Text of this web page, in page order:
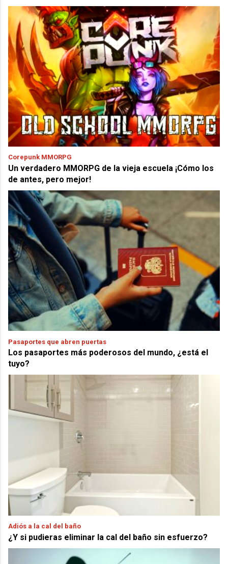
Corepunk MMORPG
Un verdadero MMORPG de la vieja escuela ¡Cómo los
de antes, pero mejor!
Pasaportes que abren puertas
Los pasaportes más poderosos del mundo, ¿está el
tuyo?
Adiós a la cal del baño
¿Y si pudieras eliminar la cal del baño sin esfuerzo?